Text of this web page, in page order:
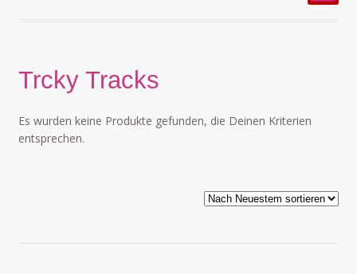
Trcky Tracks
Es wurden keine Produkte gefunden, die Deinen Kriterien
entsprechen.